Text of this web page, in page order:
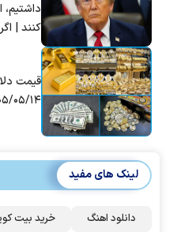
داشتیم،
کنند |
قیمت
۱۴۰۵/
لینک های مفید
دانلود اهنگ خرید بیت